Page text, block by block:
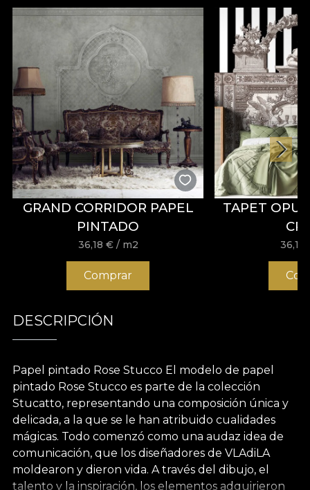
GRAND CORRIDOR PAPEL
PINTADO
36,18 € / m2
Comprar
TAPET
36,18
DESCRIPCIÓN
Papel pintado Rose Stucco El modelo de papel
pintado Rose Stucco es parte de la colección
Stucatto, representando una composición única y
delicada, a la que se le han atribuido cualidades
mágicas. Todo comenzó como una audaz idea de
comunicación, que los diseñadores de VLAdiLA
moldearon y dieron vida. A través del dibujo, el
talento y la inspiración, los elementos adquirieron